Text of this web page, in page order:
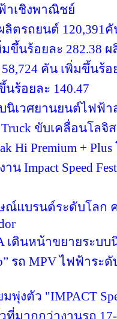
าเชิงพาณิชย์
ลิตรถยนต์ 120,391
ขึ้นร้อยละ 282.38
คัน เพิ่มขึ้นร้
นร้อยละ 140.47
นิเวศยานยนต์ไฟฟ้า
Truck ขับเคลื่อนโล
Hi Premium +
Impact Speed
ณ์แบรนด์ระดับโลก
เดินหน้าขยายระบ
รถ MPV ไฟฟ้าระ
งตัว "IMPACT
ที่มากกว่างานรถ